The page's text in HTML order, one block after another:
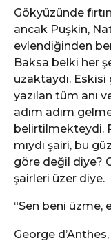
Gökyüzünde
ancak Puşkin,
evlendiğinden
Baksa belki her
uzaktaydı. Eskisi
yazılan tüm anı
adım adım
belirtilmekteydi.
mıydı şairi, bu
göre değil diye?
şairleri üzer diye.
“Sen beni üzme,
George